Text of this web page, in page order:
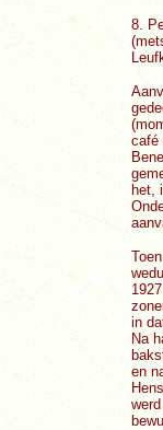
8.
café
het,
in
Na
en